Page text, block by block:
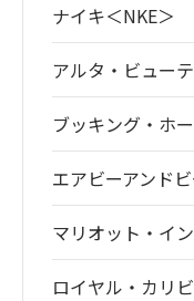
ナイキ＜NKE＞
アルタ・ビュー
ブッキング・ホ
エアビーアンド
マリオット・イ
ロイヤル・カリ